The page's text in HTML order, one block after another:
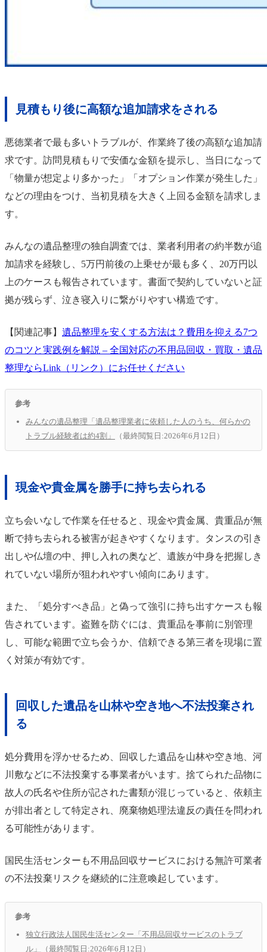
見積もり後に高額な追加請求をされる
悪徳業者で最も多いトラブルが、作業終了後の高額な追加請
求です。訪問見積もりで安価な金額を提示し、当日になって
「物量が想定より多かった」「オプション作業が発生した」
などの理由をつけ、当初見積を大きく上回る金額を請求しま
す。
みんなの遺品整理の独自調査では、業者利用者の約半数が追
加請求を経験し、5万円前後の上乗せが最も多く、20万円以
上のケースも報告されています。書面で契約していないと証
拠が残らず、泣き寝入りに繋がりやすい構造です。
【関連記事】 遺品整理を安くする方法は？費用を抑える7つ
のコツと実践例を解説 – 全国対応の不用品回収・買取・遺品
整理ならLink（リンク）にお任せください
参考
みんなの遺品整理「遺品整理業者に依頼した人のうち、何らかの
トラブル経験者は約4割」
（最終閲覧日:2026年6月12日）
現金や貴金属を勝手に持ち去られる
立ち会いなしで作業を任せると、現金や貴金属、貴重品が無
断で持ち去られる被害が起きやすくなります。タンスの引き
出しや仏壇の中、押し入れの奥など、遺族が中身を把握しき
れていない場所が狙われやすい傾向にあります。
また、「処分すべき品」と偽って強引に持ち出すケースも報
告されています。盗難を防ぐには、貴重品を事前に別管理
し、可能な範囲で立ち会うか、信頼できる第三者を現場に置
く対策が有効です。
回収した遺品を山林や空き地へ不法投棄され
る
処分費用を浮かせるため、回収した遺品を山林や空き地、河
川敷などに不法投棄する事業者がいます。捨てられた品物に
故人の氏名や住所が記された書類が混じっていると、依頼主
が排出者として特定され、廃棄物処理法違反の責任を問われ
る可能性があります。
国民生活センターも不用品回収サービスにおける無許可業者
の不法投棄リスクを継続的に注意喚起しています。
参考
独立行政法人国民生活センター「不用品回収サービスのトラブ
ル」
（最終閲覧日:2026年6月12日）